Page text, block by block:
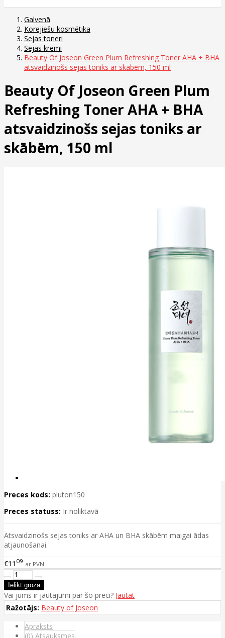
Galvenā
Korejiešu kosmētika
Sejas toneri
Sejas krēmi
Beauty Of Joseon Green Plum Refreshing Toner AHA + BHA
atsvaidzinošs sejas toniks ar skābēm, 150 ml
Beauty Of Joseon Green Plum
Refreshing Toner AHA + BHA
atsvaidzinošs sejas toniks ar
skābēm, 150 ml
Preces kods: pluton150
Preces statuss: Ir noliktavā
Atsvaidzinošs sejas toniks ar AHA un BHA skābēm maigai ādas
atjaunošanai.
€11 09 ar PVN
Vai jums ir jautājumi par šo preci? Jautāt
Ražotājs: Beauty of Joseon
Apraksts
(0) Atsauksmes